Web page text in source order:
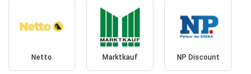
Netto Marktkauf NP Discount